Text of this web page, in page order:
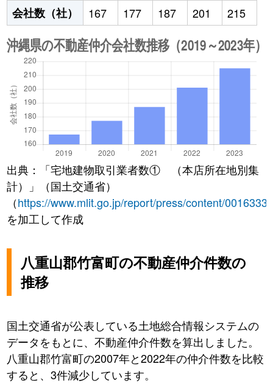
会社数（社）
167 177 187 201 215
出典：「宅地建物取引業者数① （本店所在地別集
計）」（国土交通省）
（https://www.mlit.go.jp/report/press/content/
を加工して作成
八重山郡竹富町の不動産仲介件数の
推移
国土交通省が公表している土地総合情報システムの
データをもとに、不動産仲介件数を算出しました。
八重山郡竹富町の2007年と2022年の仲介件数を比較
すると、3件減少しています。